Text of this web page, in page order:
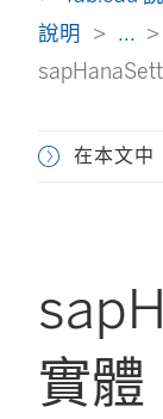
說明
...
在本文中
實體